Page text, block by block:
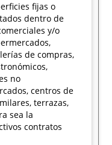
fijas o
dentro de
y/o
de compras,
no
centros de
terrazas,
sea la
contratos